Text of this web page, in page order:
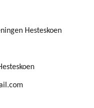
Hesteskoen